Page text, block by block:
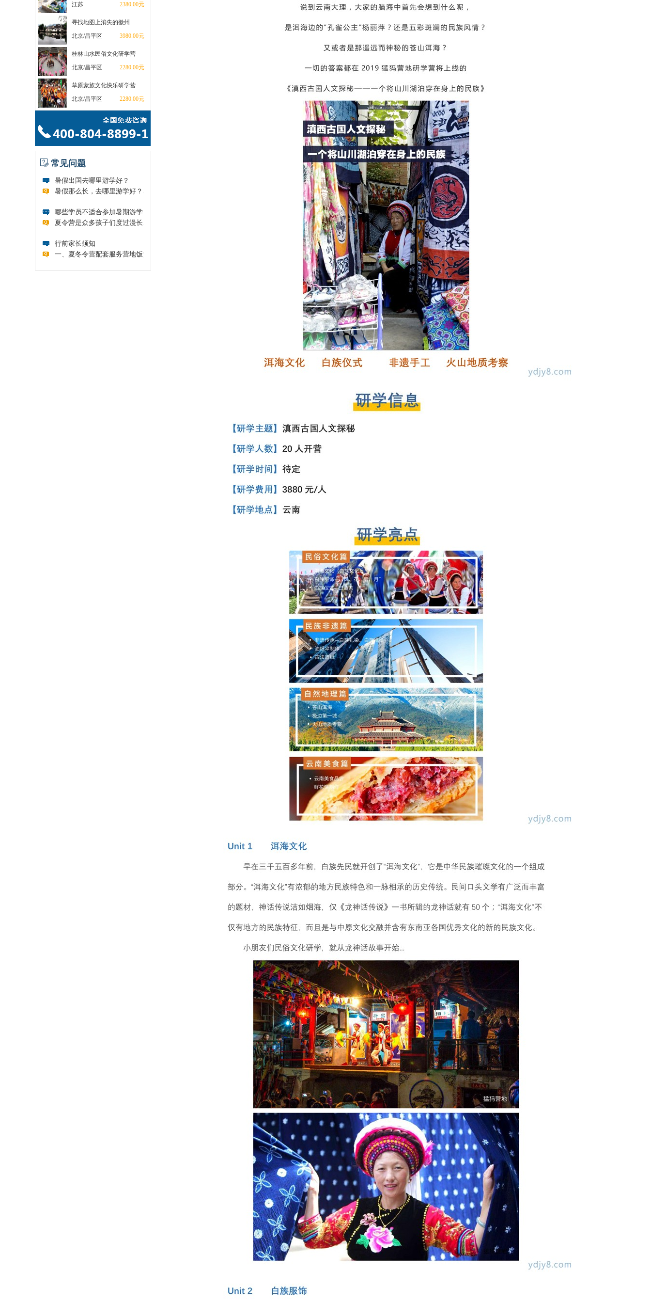
江苏 2380.00元
寻找地图上消失的徽州
北京/昌平区
3980.00元
桂林山水民俗文化研学营
北京/昌平区
2280.00元
草原蒙族文化快乐研学营
北京/昌平区
2280.00元
常见问题
暑假出国去哪里游学好？
暑假那么长，去哪里游学好？暑假是...
哪些学员不适合参加暑期游学...
夏令营是众多孩子们度过漫长暑假的...
行前家长须知
一、夏冬令营配套服务营地饭堂为学...